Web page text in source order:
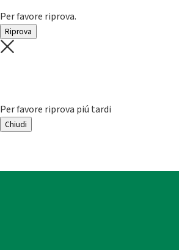
Per favore riprova.
Riprova
Per favore riprova piú tardi
Chiudi